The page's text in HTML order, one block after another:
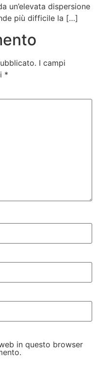
CERM
CERM – Idee
un’elevata dispersione
più difficile la […]
I campi
*
in questo browser